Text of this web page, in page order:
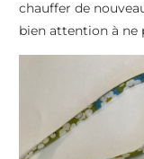
chauffer de
bien attention à ne